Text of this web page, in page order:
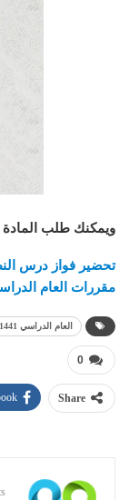
ويمكنك طلب المادة
تحضير فواز درس
مقررات العام الدراسي
العام الدراسي 1441
0
Share